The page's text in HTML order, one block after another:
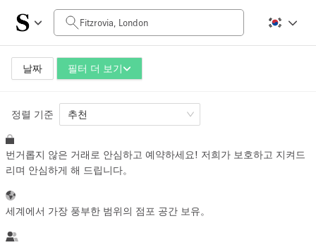
날짜 필터 더 보기
일일 비용
£0
공간 크기
100 sq ft 5000+ sq ft
~ 13 명
정렬 기준 추천
번거롭지 않은 거래로 안심하고 예약하세요! 저희가 보호하고 지켜드
리며 안심하게 해 드립니다。
세계에서 가장 풍부한 범위의 점포 공간 보유。